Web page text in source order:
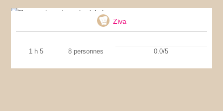
Ziva
1 h 5 8 personnes 0.0/5